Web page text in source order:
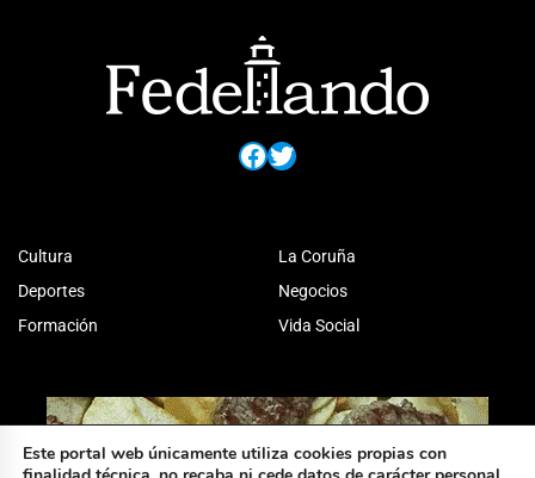
Facebook
Twitter
Cultura
Deportes
Formación
La Coruña
Negocios
Vida Social
Este portal web únicamente utiliza cookies propias con